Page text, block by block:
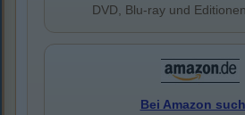
DVD, Blu-ray und
Bei Amazon